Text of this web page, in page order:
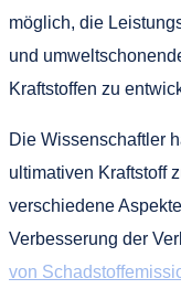
möglich, die
und
Kraftstoffen zu
Die Wissenschaftler
ultimativen Kraftstoff
verschiedene
Verbesserung der
von